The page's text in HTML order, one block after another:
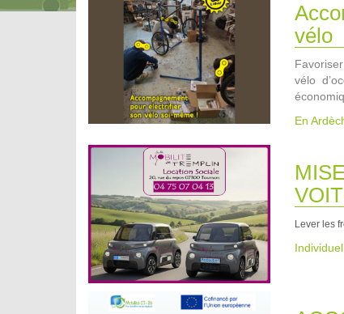
vélo
vélo
En
Lever les